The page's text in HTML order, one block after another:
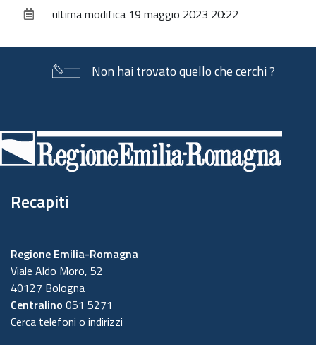
documentoultima modifica 19 maggio 2023 20:22
Non hai trovato quello che cerchi ?
di
pagina
Recapiti
Regione Emilia-Romagna
Viale Aldo Moro, 52
40127 Bologna
Centralino 051 5271
Cerca telefoni o indirizzi